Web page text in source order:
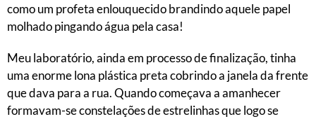
como um profeta enlouquecido brandindo aquele papel
molhado pingando água pela casa!
Meu laboratório, ainda em processo de finalização, tinha
uma enorme lona plástica preta cobrindo a janela da frente
que dava para a rua. Quando começava a amanhecer
formavam-se constelações de estrelinhas que logo se